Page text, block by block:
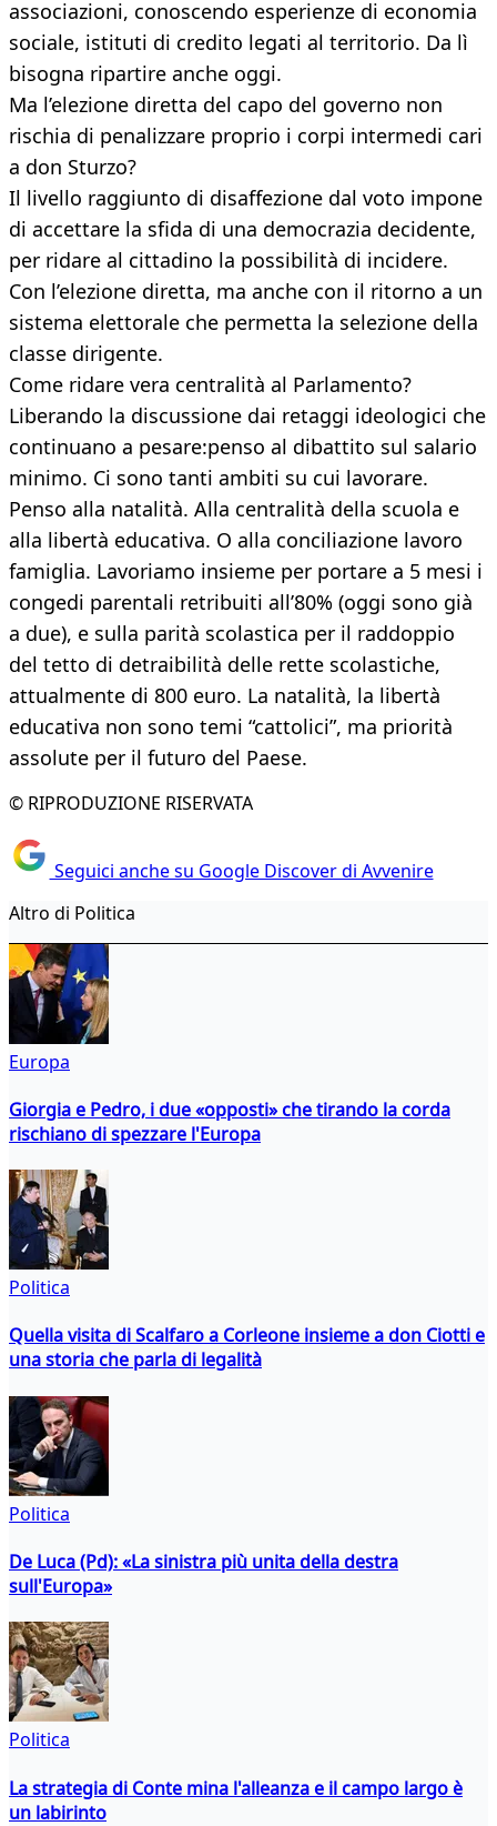
associazioni, conoscendo esperienze di economia
sociale, istituti di credito legati al territorio. Da lì
bisogna ripartire anche oggi.
Ma l’elezione diretta del capo del governo non
rischia di penalizzare proprio i corpi intermedi cari
a don Sturzo?
Il livello raggiunto di disaffezione dal voto impone
di accettare la sfida di una democrazia decidente,
per ridare al cittadino la possibilità di incidere.
Con l’elezione diretta, ma anche con il ritorno a un
sistema elettorale che permetta la selezione della
classe dirigente.
Come ridare vera centralità al Parlamento?
Liberando la discussione dai retaggi ideologici che
continuano a pesare:penso al dibattito sul salario
minimo. Ci sono tanti ambiti su cui lavorare.
Penso alla natalità. Alla centralità della scuola e
alla libertà educativa. O alla conciliazione lavoro
famiglia. Lavoriamo insieme per portare a 5 mesi i
congedi parentali retribuiti all’80% (oggi sono già
a due), e sulla parità scolastica per il raddoppio
del tetto di detraibilità delle rette scolastiche,
attualmente di 800 euro. La natalità, la libertà
educativa non sono temi “cattolici”, ma priorità
assolute per il futuro del Paese.
© RIPRODUZIONE RISERVATA
Seguici anche su Google Discover di Avvenire
Altro di Politica
Europa
Giorgia e Pedro, i due «opposti» che tirando la corda
rischiano di spezzare l'Europa
Politica
Quella visita di Scalfaro a Corleone insieme a don Ciotti e
una storia che parla di legalità
Politica
De Luca (Pd): «La sinistra più unita della destra
sull'Europa»
Politica
La strategia di Conte mina l'alleanza e il campo largo è
un labirinto